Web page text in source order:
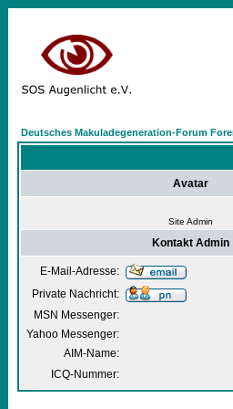
Deutsches Makuladegeneration-Forum
Avatar
Site Admin
Kontakt Admin
E-Mail-Adresse:
Private Nachricht:
MSN Messenger:
Yahoo Messenger:
AIM-Name:
ICQ-Nummer: